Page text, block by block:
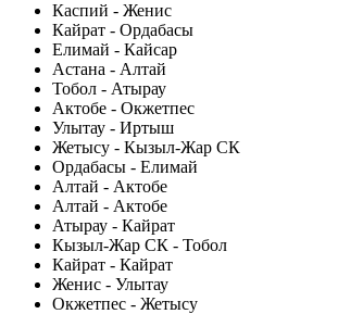
Каспий - Женис
Кайрат - Ордабасы
Елимай - Кайсар
Астана - Алтай
Тобол - Атырау
Актобе - Окжетпес
Улытау - Иртыш
Жетысу - Кызыл-Жар СК
Ордабасы - Елимай
Алтай - Актобе
Алтай - Актобе
Атырау - Кайрат
Кызыл-Жар СК - Тобол
Кайрат - Кайрат
Женис - Улытау
Окжетпес - Жетысу